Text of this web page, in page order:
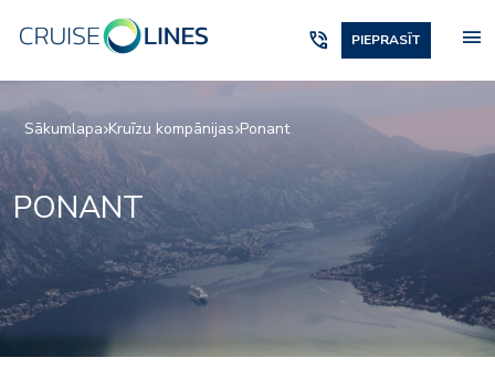
phone_in_talk PIEPRASĪT menu
Sākumlapa Kruīzu kompānijas Ponant
PONANT